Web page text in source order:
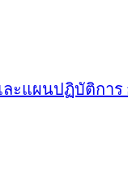
ะแผนปฏิบัติกา